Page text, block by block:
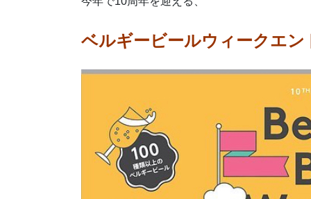
ベルギービールウィークエン